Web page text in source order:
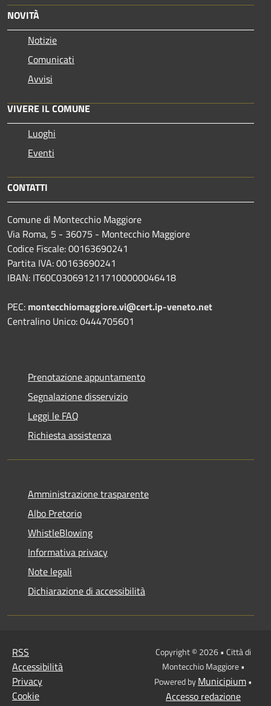
NOVITÀ
Notizie
Comunicati
Avvisi
VIVERE IL COMUNE
Luoghi
Eventi
CONTATTI
Comune di Montecchio Maggiore
Via Roma, 5 - 36075 - Montecchio Maggiore
Codice Fiscale: 00163690241
Partita IVA: 00163690241
IBAN: IT60C0306912117100000046418
PEC: montecchiomaggiore.vi@cert.ip-veneto.net
Centralino Unico: 0444705601
Prenotazione appuntamento
Segnalazione disservizio
Leggi le FAQ
Richiesta assistenza
Amministrazione trasparente
Albo Pretorio
WhistleBlowing
Informativa privacy
Note legali
Dichiarazione di accessibilità
RSS
Accessibilità
Privacy
Cookie
Copyright © 2026 • Città di
Montecchio Maggiore •
Powered byMunicipium•
Accesso redazione